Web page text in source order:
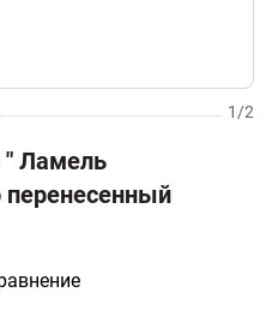
1/2
Ламель